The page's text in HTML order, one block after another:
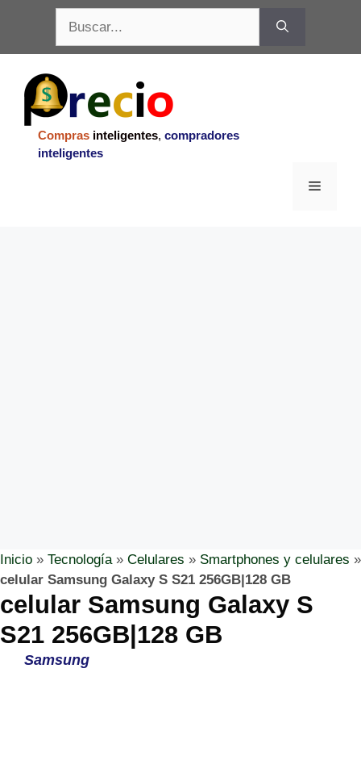
contenido
Compras inteligentes, compradores
inteligentes
Menu
Inicio » Tecnología» Celulares » Smartphones y celulares »
celular Samsung Galaxy S S21 256GB|128 GB
celular Samsung Galaxy S
S21 256GB|128 GB
Samsung